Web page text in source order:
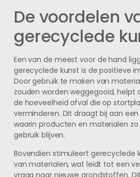
De voordelen
gerecyclede
Een van de meest voor de hand
gerecyclede kunst is de positieve
Door gebruik te maken van
zouden worden weggegooid, helpt
de hoeveelheid afval die op
verminderen. Dit draagt bij aan
waarin producten en materialen zo
gebruik blijven.
Bovendien stimuleert gerecyclede
van materialen, wat leidt tot een
vraag naar nieuwe grondstoffen.